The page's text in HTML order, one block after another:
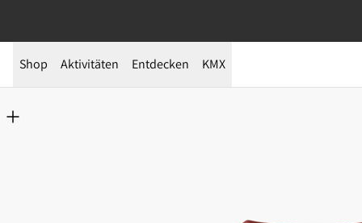
Shop Aktivitäten Entdecken KMX